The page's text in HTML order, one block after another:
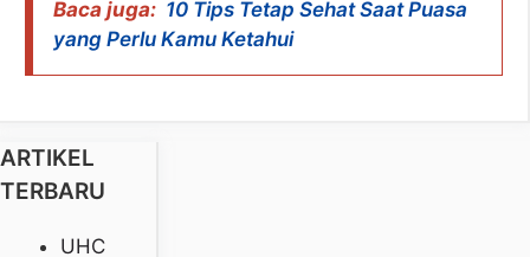
Baca juga: 10 Tips Tetap Sehat Saat Puasa
yang Perlu Kamu Ketahui
ARTIKEL
TERBARU
UHC